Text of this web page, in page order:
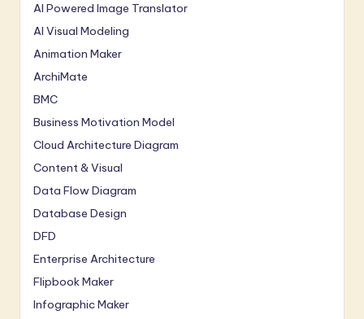
AI Powered Image Translator
AI Visual Modeling
Animation Maker
ArchiMate
BMC
Business Motivation Model
Cloud Architecture Diagram
Content & Visual
Data Flow Diagram
Database Design
DFD
Enterprise Architecture
Flipbook Maker
Infographic Maker